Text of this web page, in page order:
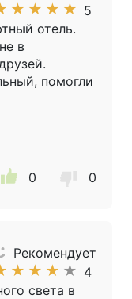
★ ★ ★ ★ 5
отель.
в
помогли
0 0
Рекомендует
★ ★ ★ ★ 4
света в